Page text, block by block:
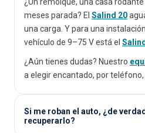
meses parada? El Salind 20
una carga. Y para una
vehículo de 9–75 V está el
¿Aún tienes dudas? Nuestro
a elegir encantado, por teléfono,
Si me roban el auto, ¿de
recuperarlo?